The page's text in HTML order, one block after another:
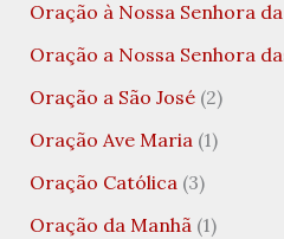
Oração à Nossa Senhora
Oração a Nossa Senhora
Oração a São José(2)
Oração Ave Maria(1)
Oração Católica(3)
Oração da Manhã(1)